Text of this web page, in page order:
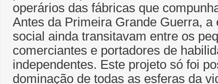
operários das fábricas que
Antes da Primeira Grande Guerra, a
social ainda transitavam entre os
comerciantes e portadores de
independentes. Este projeto só foi
dominação de todas as esferas da